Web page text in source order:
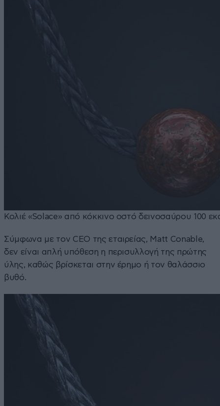
Κολιέ «Solace» από κόκκινο οστό δεινοσαύρου 100
Σύμφωνα με τον CEO της εταιρείας, Matt Conable,
δεν είναι απλή υπόθεση η περισυλλογή της πρώτης
ύλης, καθώς βρίσκεται στην έρημο ή τον θαλάσσιο
βυθό.